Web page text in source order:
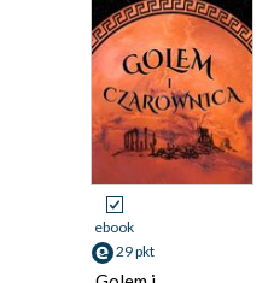
ebook
29 pkt